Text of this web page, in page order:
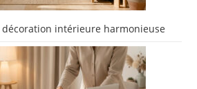
intérieure harmonieuse